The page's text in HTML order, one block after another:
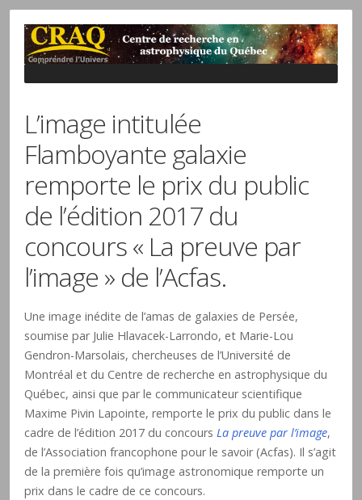
L’image intitulée
Flamboyante galaxie
remporte le prix du public
de l’édition 2017 du
concours « La preuve par
l’image » de l’Acfas.
Une image inédite de l’amas de galaxies de Persée,
soumise par Julie Hlavacek-Larrondo, et Marie-Lou
Gendron-Marsolais, chercheuses de l’Université de
Montréal et du Centre de recherche en astrophysique du
Québec, ainsi que par le communicateur scientifique
Maxime Pivin Lapointe, remporte le prix du public dans le
cadre de l’édition 2017 du concours La preuve par l’image,
de l’Association francophone pour le savoir (Acfas). Il s’agit
de la première fois qu’image astronomique remporte un
prix dans le cadre de ce concours.